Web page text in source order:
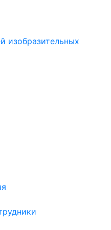
изобразительных